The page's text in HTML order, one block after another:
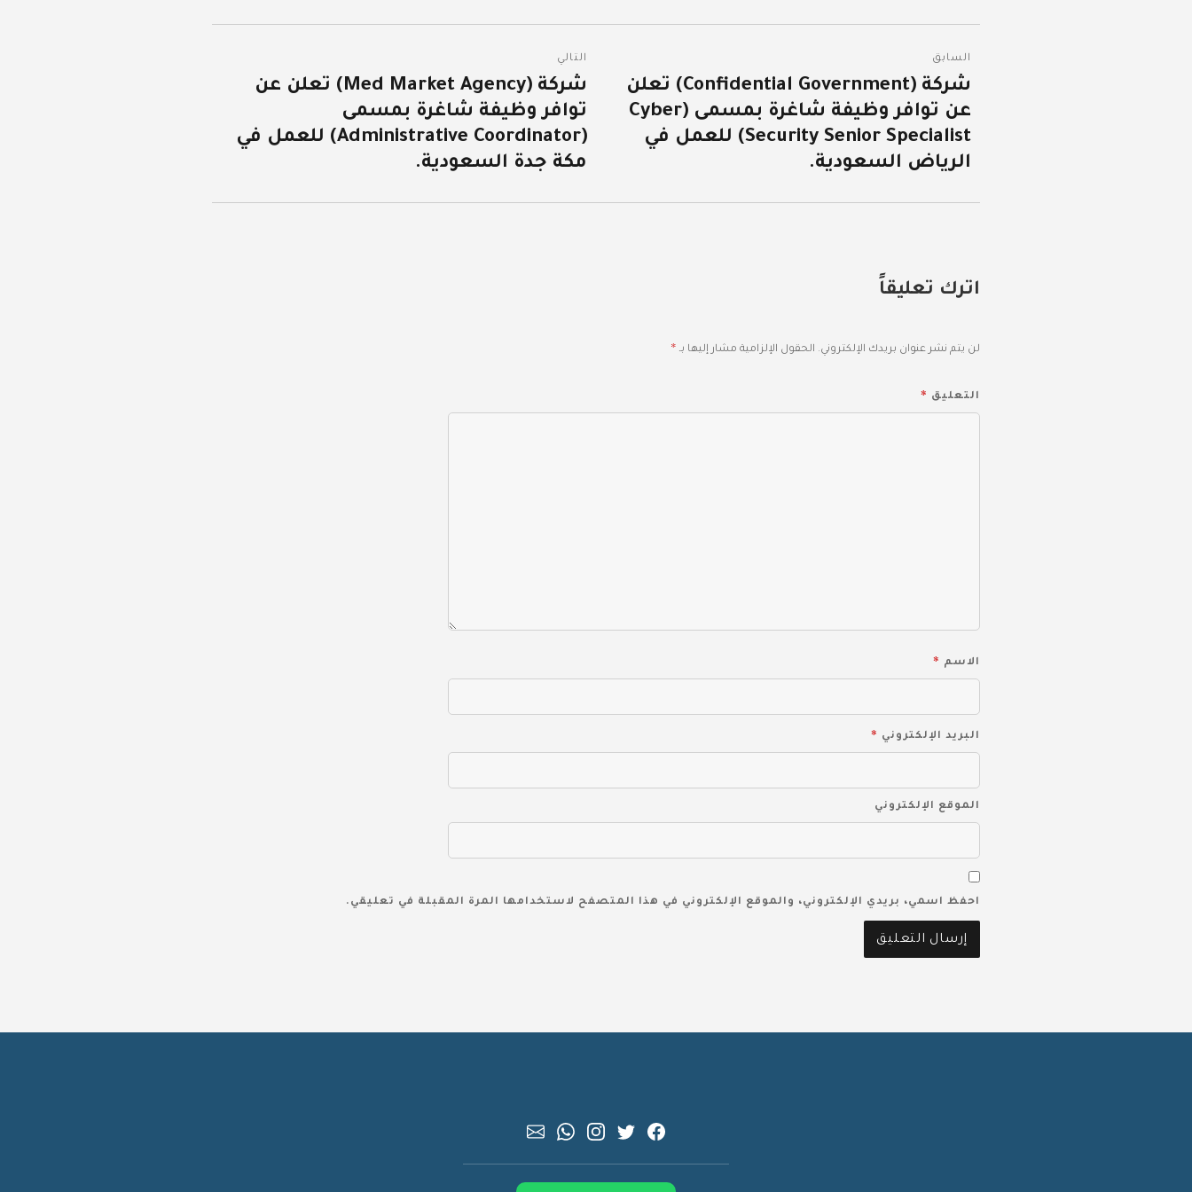
المقالات
السابق
المقالة
السابقة:
شركة (Confidential Government) تعلن
عن توافر وظيفة شاغرة بمسمى (Cyber
Security Senior Specialist) للعمل في
الرياض السعودية.
التالي
المقالة
التالية:
شركة (Med Market Agency) تعلن عن
توافر وظيفة شاغرة بمسمى
(Administrative Coordinator) للعمل في
مكة جدة السعودية.
اترك تعليقاً
لن يتم نشر عنوان بريدك الإلكتروني. الحقول الإلزامية مشار إليها بـ *
التعليق *
الاسم *
البريد الإلكتروني *
الموقع الإلكتروني
احفظ اسمي، بريدي الإلكتروني، والموقع الإلكتروني في هذا المتصفح لاستخدامها المرة المقبلة في تعليقي.